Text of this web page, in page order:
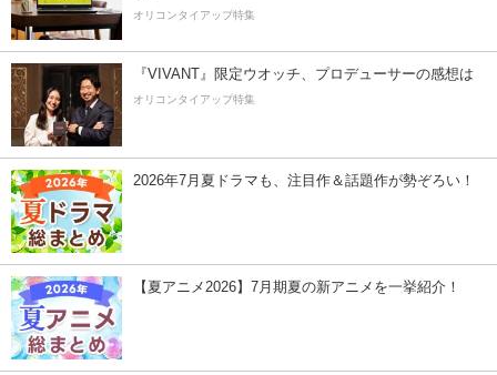
オリコンタイアップ特集
『VIVANT』限定ウオッチ、プロデューサーの感想は
オリコンタイアップ特集
2026年7月夏ドラマも、注目作＆話題作が勢ぞろい！
【夏アニメ2026】7月期夏の新アニメを一挙紹介！